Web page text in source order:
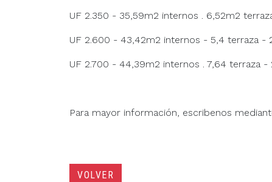
UF 2.350 - 35,59m2 internos . 6,52m2
UF 2.600 - 43,42m2 internos - 5,4 terraza -
UF 2.700 - 44,39m2 internos . 7,64 terraza
Para mayor información, escribenos
VOLVER